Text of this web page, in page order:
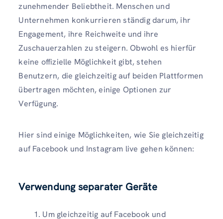
zunehmender Beliebtheit. Menschen und
Unternehmen konkurrieren ständig darum, ihr
Engagement, ihre Reichweite und ihre
Zuschauerzahlen zu steigern. Obwohl es hierfür
keine offizielle Möglichkeit gibt, stehen
Benutzern, die gleichzeitig auf beiden Plattformen
übertragen möchten, einige Optionen zur
Verfügung.
Hier sind einige Möglichkeiten, wie Sie gleichzeitig
auf Facebook und Instagram live gehen können:
Verwendung separater Geräte
Um gleichzeitig auf Facebook und